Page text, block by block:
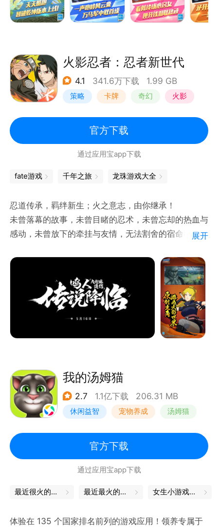
火影忍者：忍者新世代
4.1 341.6万下载 1.99 GB
策略 卡牌 奇幻 火影
官方下载
通过应用宝app下载
fate游戏 千年之旅 龙珠游戏大全
忍道传承，羁绊新生；火之意志，由你继承！
未曾落幕的故事，未曾目睹的忍术，未曾忘却的热血与
感动，未曾放下的牵挂与友情，无法割舍的宿命羁绊，
《火影忍者：忍者新世代》为官方正版授权的大世界高
自由回合策略RPG手游。玩家可扮演各具特色的风、
雷、水、土、火五属性原创主角，亲历原著经典桥段与
感人瞬间，在宏大的世界中自由探索，打造最强忍者小
独创Combo系统，爽快的连击战斗，精妙的组合搭
配，紧张刺激的半即时回合策略微电竞玩法，将为各位
玩家带来极致的游戏体验。
豪华原班声优演绎，唤醒十年回忆！传承经典玩法，均
衡和冒险并行！
热血羁绊，全民狂欢，尽在《火影忍者：忍者新世
代》！
展开
我的汤姆猫
2.7 1.1亿下载 206.31 MB
休闲益智 宠物养成 汤姆猫
官方下载
通过应用宝app下载
最近很火的游戏 最近最火的游戏 女生小游戏大全
体验在 135 个国家排名前列的游戏应用！领养专属于